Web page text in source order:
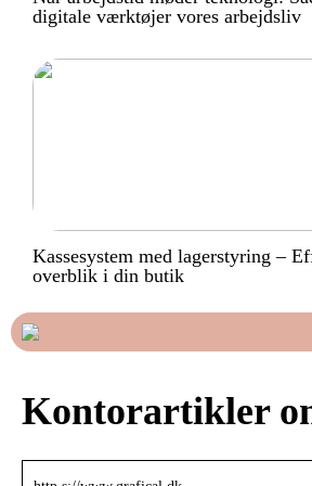
digitale værktøjer vores arbejdsliv
Kassesystem med lagerstyring –
overblik i din butik
Kontorartikler